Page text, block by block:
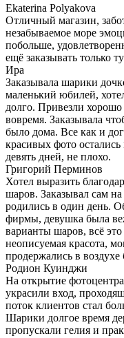
Ekaterina Polyakova
Отличный магазин,
незабываемое море
побольше,
ещё заказывать только
Ира
Заказывала шарики
маленький юбилей,
долго. Привезли
вовремя. Заказывала
было дома. Все как и
красивых фото
девять дней, не плохо.
Григорий Перминов
Хотел выразить
шаров. Заказывал сам
родились в один день.
фирмы, девушка была
варианты шаров, всё
неописуемая красота,
продержались в
Родион Куинджи
На открытие
украсили вход,
поток клиентов стал
Шарики долгое время
пропускали гелия и